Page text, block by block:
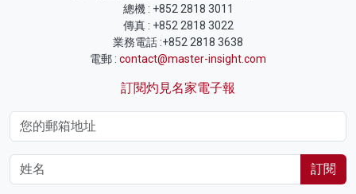
總機 : +852 2818 3011
傳真 : +852 2818 3022
業務電話 :+852 2818 3638
電郵 : contact@master-insight.com
訂閱灼見名家電子報
訂閱